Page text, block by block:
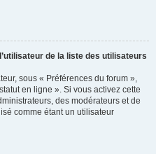
de la liste des utilisateurs
sous « Préférences du forum »,
en ligne ». Si vous activez cette
des modérateurs et de
comme étant un utilisateur